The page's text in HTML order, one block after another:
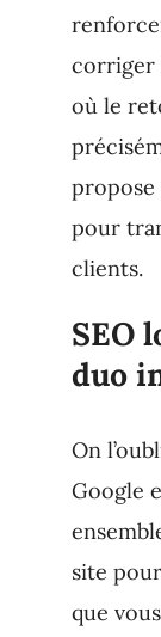
corriger
où le
propose
pour
clients.
SEO
duo
On
Google
site
que